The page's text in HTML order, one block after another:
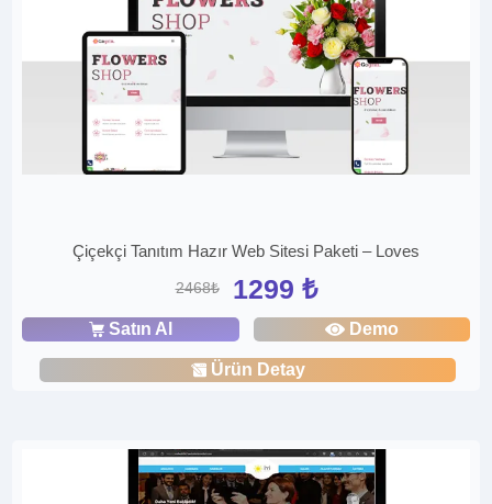
Çiçekçi Tanıtım Hazır Web Sitesi Paketi – Loves
2468₺ 1299 ₺
Satın Al Demo
Ürün Detay